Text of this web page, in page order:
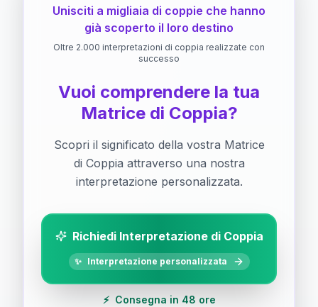
Unisciti a migliaia di coppie che hanno
già scoperto il loro destino
Oltre 2.000 interpretazioni di coppia realizzate con
successo
Vuoi comprendere la tua
Matrice di Coppia?
Scopri il significato della vostra Matrice
di Coppia attraverso una nostra
interpretazione personalizzata.
Richiedi Interpretazione di Coppia
✨ Interpretazione personalizzata
⚡ Consegna in 48 ore